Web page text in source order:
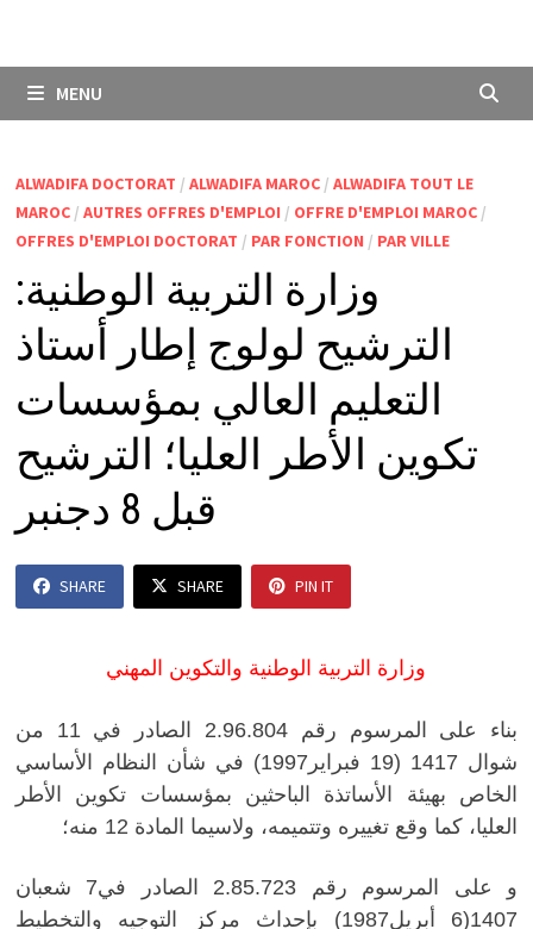
MENU
ALWADIFA DOCTORAT / ALWADIFA MAROC/ ALWADIFA TOUT LE
MAROC/ AUTRES OFFRES D'EMPLOI / OFFRE D'EMPLOI MAROC/
OFFRES D'EMPLOI DOCTORAT / PAR FONCTION / PAR VILLE
وزارة التربية الوطنية:
الترشيح لولوج إطار أستاذ
التعليم العالي بمؤسسات
تكوين الأطر العليا؛ الترشيح
قبل 8 دجنبر
SHARE SHARE PIN IT
وزارة التربية الوطنية والتكوين المهني
بناء على المرسوم رقم 2.96.804 الصادر في 11 من
شوال 1417 (19 فبراير1997) في شأن النظام الأساسي
الخاص بهيئة الأساتذة الباحثين بمؤسسات تكوين الأطر
العليا، كما وقع تغييره وتتميمه، ولاسيما المادة 12 منه؛
و على المرسوم رقم 2.85.723 الصادر في7 شعبان
1407(6 أبريل1987) بإحداث مركز التوجيه والتخطيط